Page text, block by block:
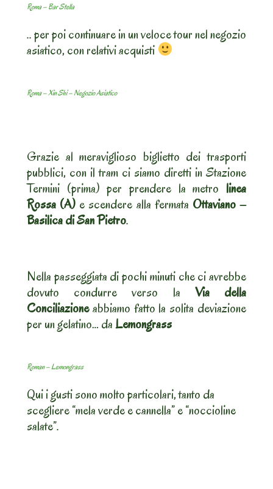
Roma – Bar Stella
.. per poi continuare in un veloce tour nel negozio
asiatico, con relativi acquisti
Roma – Xin Shi – Negozio Asiatico
Grazie al meraviglioso biglietto dei trasporti
pubblici, con il tram ci siamo diretti in Stazione
Termini (prima) per prendere la metro linea
Rossa (A) e scendere alla fermata Ottaviano –
Basilica di San Pietro.
Nella passeggiata di pochi minuti che ci avrebbe
dovuto condurre verso la Via della
Conciliazioneabbiamo fatto la solita deviazione
per un gelatino… daLemongrass
Roman – Lemongrass
Qui i gusti sono molto particolari, tanto da
scegliere “mela verde e cannella” e “noccioline
salate”.